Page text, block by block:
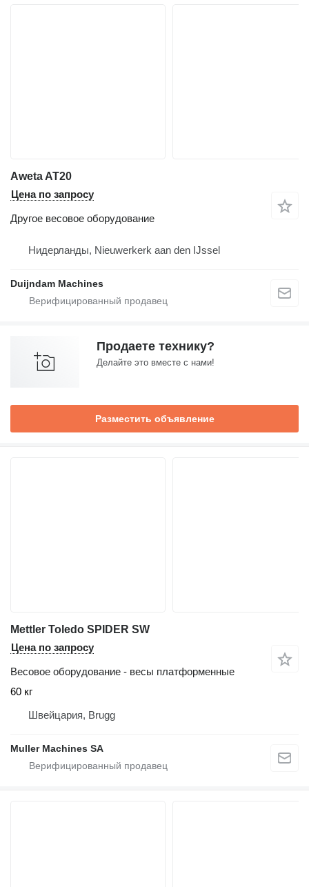
Aweta AT20
Цена по запросу
Другое весовое оборудование
Нидерланды, Nieuwerkerk aan den IJssel
Duijndam Machines
Продаете технику?
Делайте это вместе с нами!
Разместить объявление
Mettler Toledo SPIDER SW
Цена по запросу
Весовое оборудование - весы платформенные
60 кг
Швейцария, Brugg
Muller Machines SA